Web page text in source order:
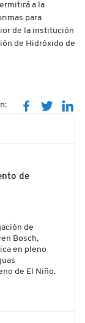
a la
para
de la institución
de Hidróxido de
de
de
Bosch,
en pleno
de El Niño.